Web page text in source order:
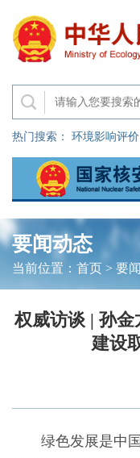
热门搜索： 环境影响评价
要闻动态
当前位置： 首页> 要
权威访谈 | 孙金
建设
绿色发展是中国